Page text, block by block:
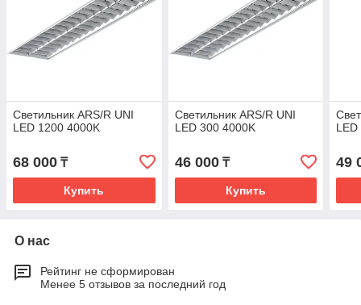
Светильник ARS/R UNI
LED 1200 4000K
68 000 ₸
Купить
Светильник ARS/R UNI
LED 300 4000K
46 000₸
Купить
49
О нас
Рейтинг не сформирован
Менее 5 отзывов за последний год